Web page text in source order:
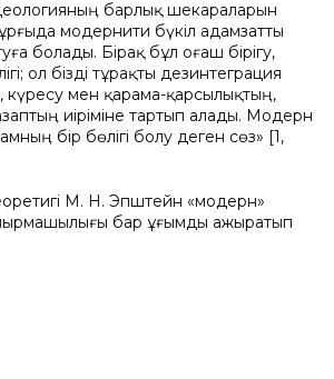
барлық шекараларын
модернити бүкіл адамзатты
болады. Бірақ бұл оғаш бірігу,
ол бізді тұрақты дезинтеграция
мен қарама-қарсылықтың,
иіріміне тартып алады. Модерн
бір бөлігі болу деген сөз» [1,
М. Н. Эпштейн «модерн»
бар ұғымды ажыратып